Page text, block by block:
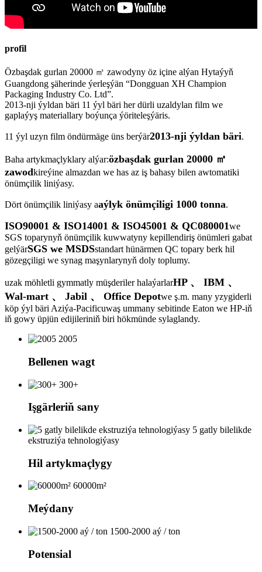
profil
Özbaşdak gurlan 20000 ㎡ zawodyny öz içine alýan Hytaýyň
Guangdong şäherinde ýerleşýän “Dongguan XH Champion
Packaging Industry Co. Ltd”.
2013-nji ýyldan bäri 11 ýyl bäri her dürli uzaldylan film we
gaplaýyş materiallary boýunça ýöriteleşýäris.
11 ýyl uzyn film öndürmäge üns berýär2013-nji ýyldan bäri.
Baha artykmaçlyklary alýar:özbaşdak gurlan 20000 ㎡
zawodkireýine almazdan we has az iş bahasy bilen awtomatiki
önümçilik liniýasy.
Dört önümçilik liniýasy aaýlyk önümçiligi 1000 tonna.
ISO90001 & ISO14001 & ISO45001 & QC080001we
SGS toparynyň önümçilik kuwwatyny kepillendiriş önümleri gabat
gelýärSGS we MSDSstandart hünärmen QC topary berk hil
gözegçiligi we synag maşynlarynyň doly toplumy.
uzak möhletli gymmatly müşderiler halaýarlarHP 、 IBM 、
Wal-mart 、 Jabil 、 Office Depotwe ş.m. many yzygiderli
köp ýyl bäri Aziýa-Pacificuwaş ummany sebitinde Eaton we HP-iň
iň gowy üpjün edijileriniň biri hökmünde sylaglandy.
2005
Bellenen wagt
300+
Işgärleriň sany
5 gatly bilelikde
ekstruziýa tehnologiýasy
Hil artykmaçlygy
60000m²
Meýdany
1500-2000 aý / ton
Potensial